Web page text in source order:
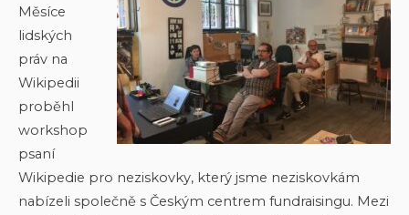
Měsíce
lidských
práv na
Wikipedii
proběhl
workshop
psaní
Wikipedie pro neziskovky, který jsme neziskovkám
nabízeli společně s Českým centrem fundraisingu. Mezi